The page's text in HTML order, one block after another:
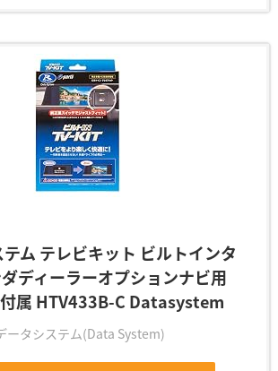
ム テレビキット ビルトインタ
ディーラーオプションナビ用
属 HTV433B-C Datasystem
ータシステム(Data System)